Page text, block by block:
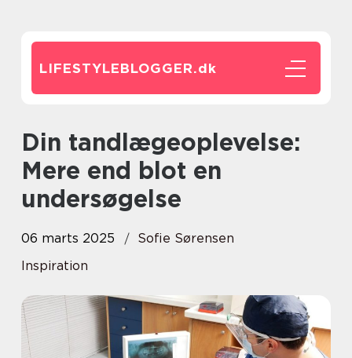
LIFESTYLEBLOGGER.dk
Din tandlægeoplevelse:
Mere end blot en
undersøgelse
06 marts 2025
Sofie Sørensen
Inspiration